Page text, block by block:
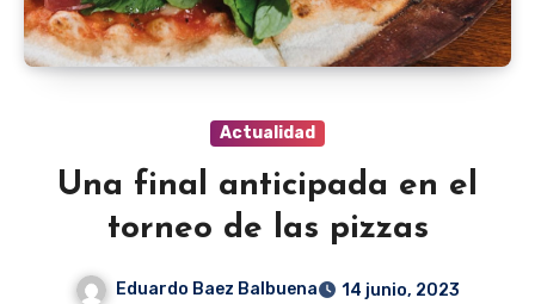
Actualidad
Una final anticipada en el
torneo de las pizzas
Eduardo Baez Balbuena
14 junio, 2023